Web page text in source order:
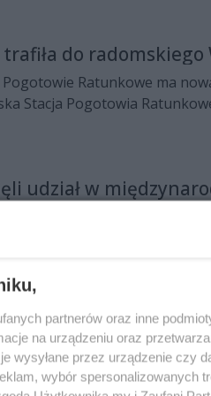
do radomskiego
Ratunkowe ma
Stacja Pogotowia
udział w
wybuch, skażenie gazem
w Warszawie.
Stacji Pogotowia
pogotowia
partnerów oraz inne
na urządzeniu oraz
wysyłane przez urządzenie czy
wybór spersonalizowanych